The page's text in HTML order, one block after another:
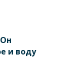
и воду